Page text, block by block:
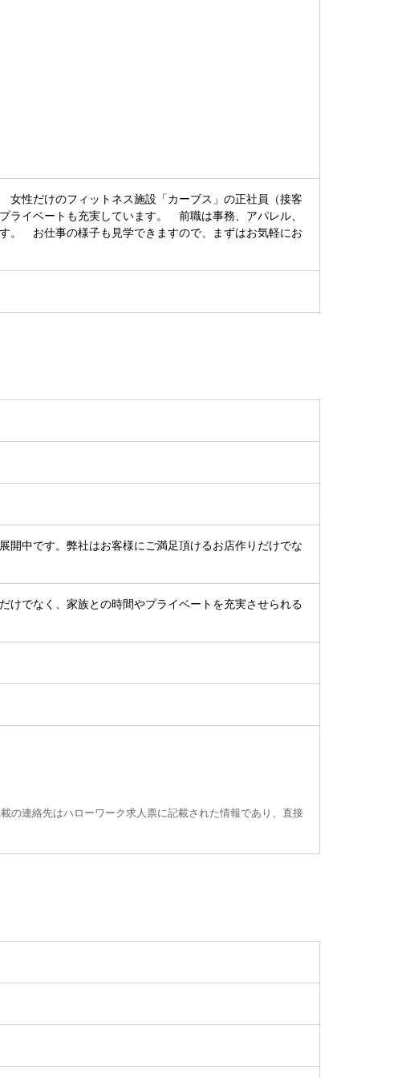
だけのフィットネス施設「カーブス」の正社員（接客
イベートも充実しています。 前職は事務、アパレル、
。 お仕事の様子も見学できますので、まずはお気軽にお
開中です。弊社はお客様にご満足頂けるお店作りだけでな
けでなく、家族との時間やプライベートを充実させられる
の連絡先はハローワーク求人票に記載された情報であり、直接